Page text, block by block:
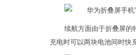
续航方面由于折叠屏的
充电时可以两块电池同时快